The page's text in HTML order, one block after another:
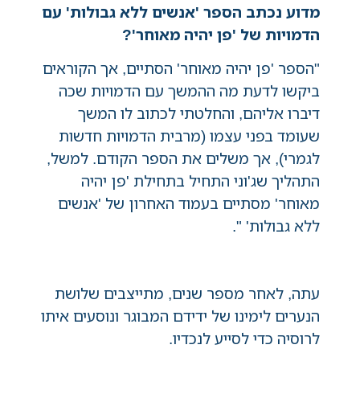
מדוע נכתב הספר 'אנשים ללא גבולות' עם
הדמויות של 'פן יהיה מאוחר'?
"הספר 'פן יהיה מאוחר' הסתיים, אך הקוראים
ביקשו לדעת מה ההמשך עם הדמויות שכה
דיברו אליהם, והחלטתי לכתוב לו המשך
שעומד בפני עצמו (מרבית הדמויות חדשות
לגמרי), אך משלים את הספר הקודם. למשל,
התהליך שג'וני התחיל בתחילת 'פן יהיה
מאוחר' מסתיים בעמוד האחרון של 'אנשים
ללא גבולות' ".
עתה, לאחר מספר שנים, מתייצבים שלושת
הנערים לימינו של ידידם המבוגר ונוסעים איתו
לרוסיה כדי לסייע לנכדיו.